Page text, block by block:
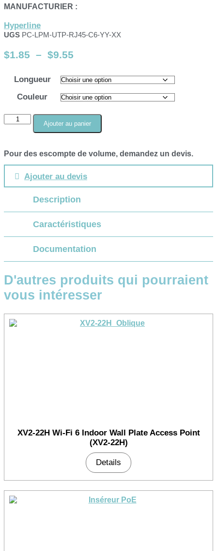
MANUFACTURIER :
Hyperline
UGS PC-LPM-UTP-RJ45-C6-YY-XX
$1.85 – $9.55
prix :
à
$9.55
Longueur
Couleur
quantité
raccordement
Cat
-
Ajouter au panier
Pour des escompte de volume, demandez un devis.
Ajouter au devis
Description
Caractéristiques
Documentation
D'autres produits qui pourraient
vous intéresser
XV2-22H Wi-Fi 6 Indoor Wall Plate Access Point
(XV2-22H)
Details